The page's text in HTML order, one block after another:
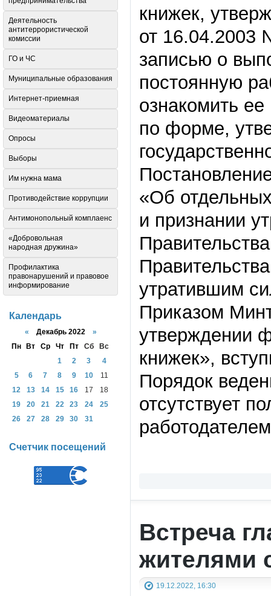
книжек,
от 16.04.2003
записью о
постоянную
ознакомить
по форме,
«Об
и признании
утратившим
Приказом
утверждении
книжек»,
Порядок
отсутствует
Встреча
жителями
19.12.2022, 16:30
Деятельность
антитеррористической
комиссии
ГО и ЧС
Муниципальные образования
Интернет-приемная
Видеоматериалы
Опросы
Выборы
Им нужна мама
Противодействие коррупции
Антимонопольный комплаенс
«Добровольная
народная дружина»
Профилактика
правонарушений и правовое
информирование
Календарь
« Декабрь 2022 »
Пн
Вт Ср Чт Пт Сб
Вс
1
2 3
4
5
6 7 8 9 10
11
12
13 14 15 16 17
18
19
20 21 22 23 24
25
26
27 28 29 30 31
Счетчик посещений